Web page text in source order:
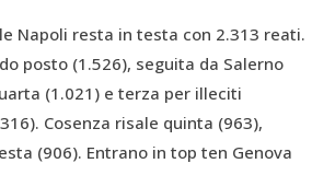
Napoli resta in testa con 2.313 reati.
posto (1.526), seguita da Salerno
(1.021) e terza per illeciti
Cosenza risale quinta (963),
(906). Entrano in top ten Genova